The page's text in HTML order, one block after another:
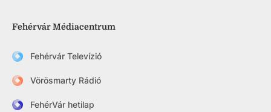
Fehérvár Médiacentrum
Fehérvár Televízió
Vörösmarty Rádió
FehérVár hetilap